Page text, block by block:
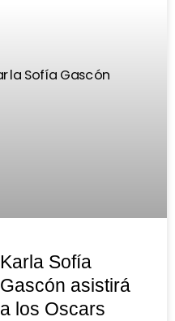
Karla Sofía
Gascón asistirá
a los Oscars